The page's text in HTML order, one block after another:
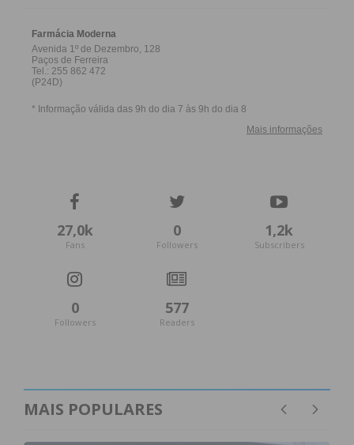
27,0k
Fans
0
Followers
1,2k
Subscribers
0
Followers
577
Readers
MAIS POPULARES